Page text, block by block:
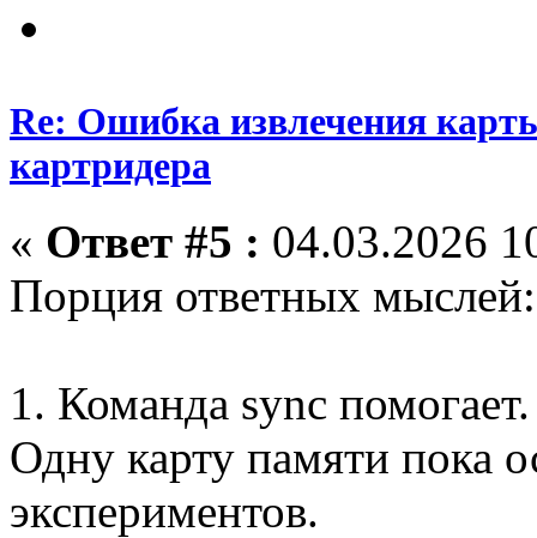
Re: Ошибка извлечения
картридера
« Ответ #5 : 04.03.2026
Порция ответных мыслей:
1. Команда sync
Одну карту памяти пока
экспериментов.